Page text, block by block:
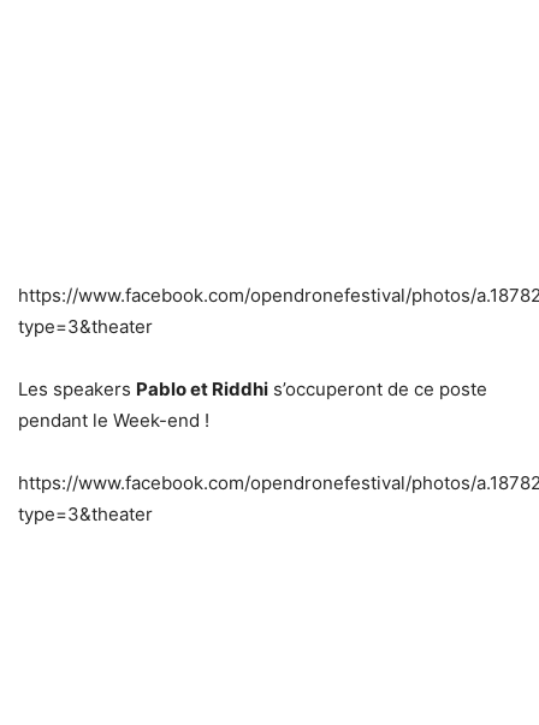
https://www.facebook.com/opendronefestival/photos/
type=3&theater
Les speakers Pablo et Riddhi s’occuperont de ce poste
pendant le Week-end !
https://www.facebook.com/opendronefestival/photos/
type=3&theater